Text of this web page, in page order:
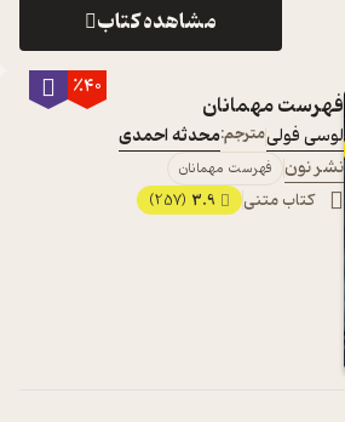
مشاهده کتاب
٪40
فهرست مهمانان
لوسی فولیمترجم:محدثه احمدی
نشر نون
فهرست مهمانان
کتاب متنی 3.9
(257)